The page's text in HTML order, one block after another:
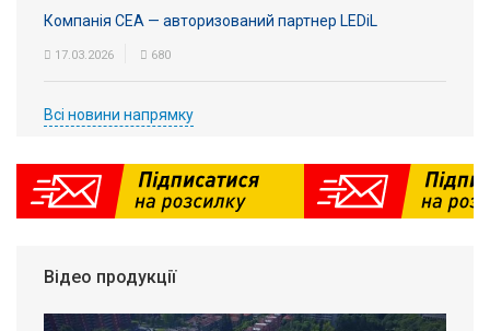
Компанія СЕА — авторизований партнер LEDiL
17.03.2026 680
Всі новини напрямку
Відео продукції